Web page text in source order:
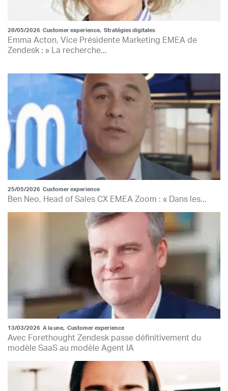
28/05/2026 Customer experience, Stratégies digitales
Emma Acton, Vice Présidente Marketing EMEA de
Zendesk : » La recherche...
25/05/2026 Customer experience
Ben Neo, Head of Sales CX EMEA Zoom : « Dans les...
13/03/2026 A la une, Customer experience
Avec Forethought Zendesk passe définitivement du
modèle SaaS au modèle Agent IA